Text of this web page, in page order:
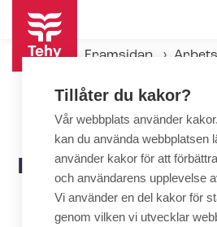
Hoppa
huvudinnehållFramsidan
Arbetarskydd
Tillåter du kakor?
Vår webbplats använder
kan du använda webbplatsen
använder kakor för att
och användarens upplevelse
Vi använder en del kakor för
genom vilken vi utvecklar